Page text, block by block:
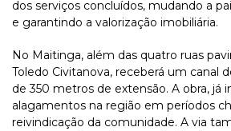
dos serviços concluídos, mudando a
e garantindo a valorização imobiliária.
No Maitinga, além das quatro ruas
Toledo Civitanova, receberá um canal
de 350 metros de extensão. A obra, já
alagamentos na região em períodos
reivindicação da comunidade. A via